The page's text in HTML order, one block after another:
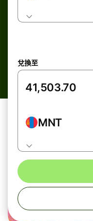
兌換至
MNT